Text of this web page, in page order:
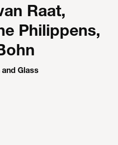
Raat,
Philippens,
Glass